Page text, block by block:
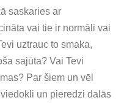
saskaries ar
vai tie ir normāli vai
uztrauc to smaka,
sajūta? Vai Tevi
Par šiem un vēl
un pieredzi dalās